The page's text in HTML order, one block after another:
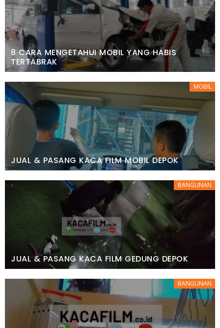
8 CARA MENGETAHUI MOBIL YANG HABIS
TERTABRAK
MOBIL
JUAL & PASANG KACA FILM MOBIL DEPOK
BANGUNAN
JUAL & PASANG KACA FILM GEDUNG DEPOK
BANGUNAN